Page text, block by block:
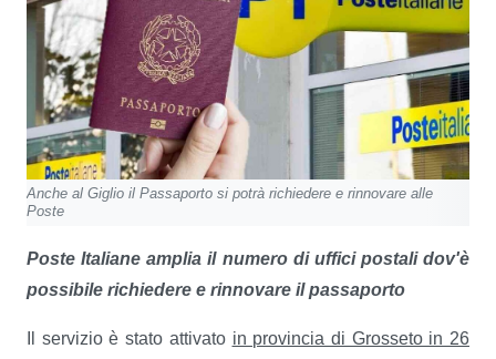
Anche al Giglio il Passaporto si potrà richiedere e rinnovare alle
Poste
Poste Italiane amplia il numero di uffici postali dov'è
possibile richiedere e rinnovare il passaporto
Il servizio è stato attivato in provincia di Grosseto in 26